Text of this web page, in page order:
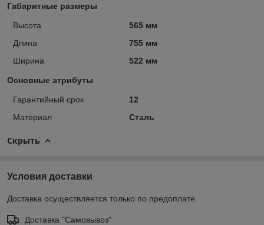
Габаритные размеры
Высота
565 мм
Длина
755 мм
Ширина
522 мм
Основные атрибуты
Гарантийный срок
12
Материал
Сталь
Скрыть
Условия доставки
Доставка осуществляется только по предоплате.
Доставка "Самовывоз"